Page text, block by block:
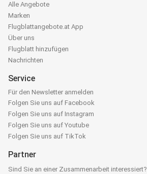
Alle Angebote
Marken
Flugblattangebote.at App
Über uns
Flugblatt hinzufügen
Nachrichten
Service
Für den Newsletter anmelden
Folgen Sie uns auf Facebook
Folgen Sie uns auf Instagram
Folgen Sie uns auf Youtube
Folgen Sie uns auf TikTok
Partner
Sind Sie an einer Zusammenarbeit interessiert?